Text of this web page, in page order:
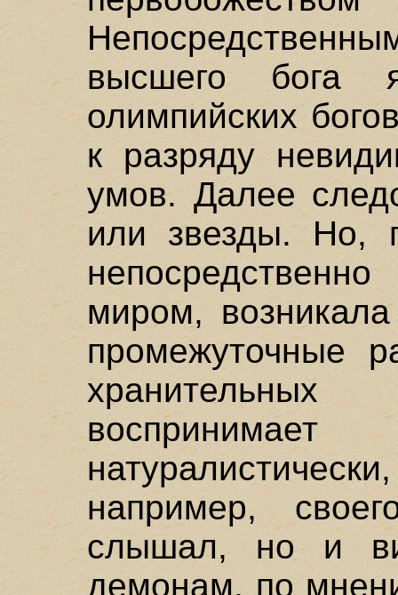
высшего бога
олимпийских
к разряду
умов. Далее
или звезды. Но,
миром,
промежуточные
например,
слышал, но и
демонам, по